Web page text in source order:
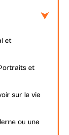
et
et
sur la vie
ou une